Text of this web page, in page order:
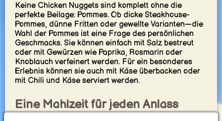
Keine Chicken Nuggets sind komplett ohne die
perfekte Beilage: Pommes. Ob dicke Steakhouse-
Pommes, dünne Fritten oder gewellte Varianten—die
Wahl der Pommes ist eine Frage des persönlichen
Geschmacks. Sie können einfach mit Salz bestreut
oder mit Gewürzen wie Paprika, Rosmarin oder
Knoblauch verfeinert werden. Für ein besonderes
Erlebnis können sie auch mit Käse überbacken oder
mit Chili und Käse serviert werden.
Eine Mahlzeit für jeden Anlass